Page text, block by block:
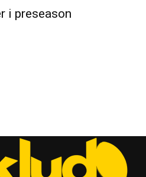
i preseason